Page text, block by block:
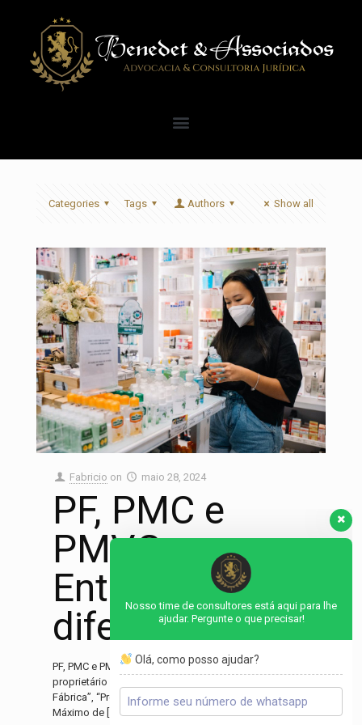
Categories Tags Authors Show all
Fabricio on maio 28, 2024
PF, PMC e
PMVG –
Entenda as
diferenças
PF, PMC e PMVG – Tabelamento Você, farmacêutico ou
proprietário de farmácia, sabe o que são “Preço
Fábrica”, “Preço Máximo ao Consumidor” e “Preço
Máximo de […]
Nosso time de consultores está aqui para lhe
ajudar. Pergunte o que precisar!
Olá, como posso ajudar?